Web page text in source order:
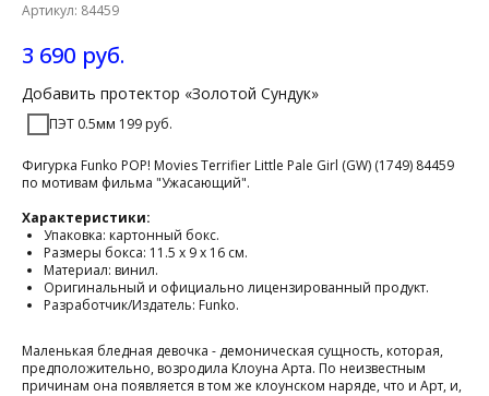
Артикул: 84459
3 690 руб.
Добавить протектор «Золотой Сундук»
ПЭТ 0.5мм 199 руб.
Фигурка Funko POP! Movies Terrifier Little Pale Girl (GW) (1749) 84459
по мотивам фильма "Ужасающий".
Характеристики:
Упаковка: картонный бокс.
Размеры бокса: 11.5 х 9 х 16 см.
Материал: винил.
Оригинальный и официально лицензированный продукт.
Разработчик/Издатель: Funko.
Маленькая бледная девочка - демоническая сущность, которая,
предположительно, возродила Клоуна Арта. По неизвестным
причинам она появляется в том же клоунском наряде, что и Арт, и,